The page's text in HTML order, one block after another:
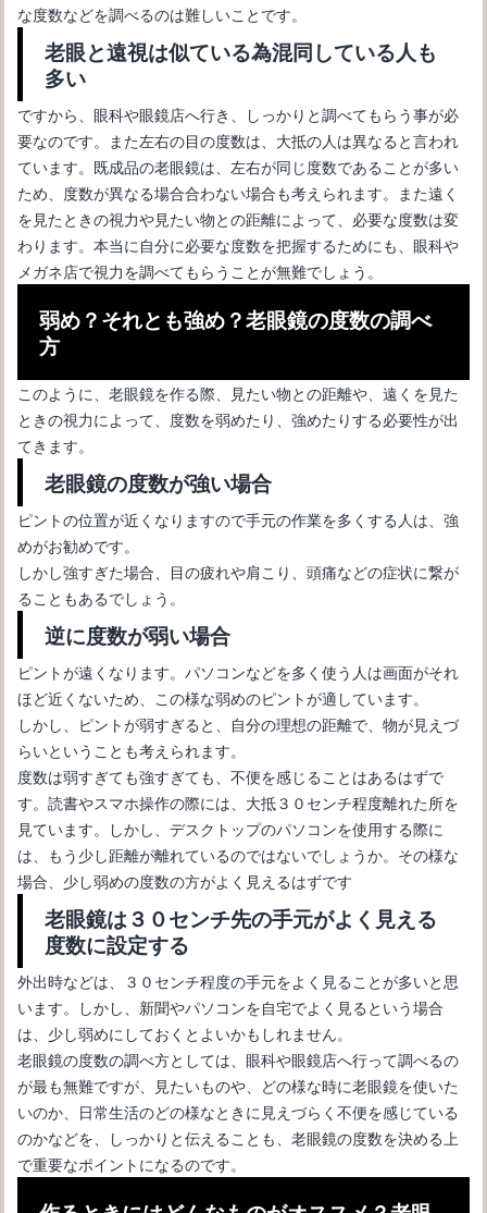
メガネの黒縁スクエア型が似合う顔型とメガネを選ぶポイントと
は？
メガネが似合うコーデとは？メンズにおすすめなコーディネート
メガネの形の選び方。輪郭に合わせた自分に似合うメガネの探し
方
メガネタイプの老眼鏡で安いものと高いものの違いと選び方
な度数などを調べるのは難しいことです。
老眼と遠視は似ている為混同している人も
多い
ですから、眼科や眼鏡店へ行き、しっかりと調べてもらう事が必
要なのです。また左右の目の度数は、大抵の人は異なると言われ
ています。既成品の老眼鏡は、左右が同じ度数であることが多い
ため、度数が異なる場合合わない場合も考えられます。また遠く
を見たときの視力や見たい物との距離によって、必要な度数は変
わります。本当に自分に必要な度数を把握するためにも、眼科や
メガネ店で視力を調べてもらうことが無難でしょう。
弱め？それとも強め？老眼鏡の度数の調べ
方
このように、老眼鏡を作る際、見たい物との距離や、遠くを見た
ときの視力によって、度数を弱めたり、強めたりする必要性が出
てきます。
老眼鏡の度数が強い場合
ピントの位置が近くなりますので手元の作業を多くする人は、強
めがお勧めです。
しかし強すぎた場合、目の疲れや肩こり、頭痛などの症状に繋が
ることもあるでしょう。
逆に度数が弱い場合
ピントが遠くなります。パソコンなどを多く使う人は画面がそれ
ほど近くないため、この様な弱めのピントが適しています。
しかし、ピントが弱すぎると、自分の理想の距離で、物が見えづ
らいということも考えられます。
度数は弱すぎても強すぎても、不便を感じることはあるはずで
す。読書やスマホ操作の際には、大抵３０センチ程度離れた所を
見ています。しかし、デスクトップのパソコンを使用する際に
は、もう少し距離が離れているのではないでしょうか。その様な
場合、少し弱めの度数の方がよく見えるはずです
老眼鏡は３０センチ先の手元がよく見える
度数に設定する
外出時などは、３０センチ程度の手元をよく見ることが多いと思
います。しかし、新聞やパソコンを自宅でよく見るという場合
は、少し弱めにしておくとよいかもしれません。
老眼鏡の度数の調べ方としては、眼科や眼鏡店へ行って調べるの
が最も無難ですが、見たいものや、どの様な時に老眼鏡を使いた
いのか、日常生活のどの様なときに見えづらく不便を感じている
のかなどを、しっかりと伝えることも、老眼鏡の度数を決める上
で重要なポイントになるのです。